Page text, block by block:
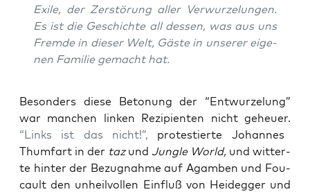
Exi­le, der Zer­stö­rung aller Ver­wur­ze­lun­gen.
Es ist die Geschich­te all des­sen, was aus uns
Frem­de in die­ser Welt, Gäs­te in unse­rer eige­
nen Fami­lie gemacht hat.
Beson­ders die­se Beto­nung der “Ent­wur­ze­lung”
war man­chen lin­ken Rezi­pi­en­ten nicht geheu­er.
“Links ist das nicht!”, pro­tes­tier­te Johan­nes
Thumf­art in der tazund Jungle World, und wit­ter­
te hin­ter der Bezug­nah­me auf Agam­ben und Fou­
cault den unheil­vol­len Ein­fluß von Heid­eg­ger und